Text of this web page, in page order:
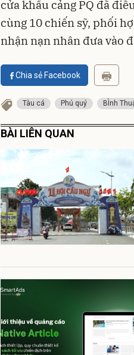
cửa khẩu cảng PQ đã
cùng 10 chiến sỹ, phối
nhận nạn nhân đưa vào
Chia sẻ Facebook
Tàu cá Phú quý BÌnh
BÀI LIÊN QUAN